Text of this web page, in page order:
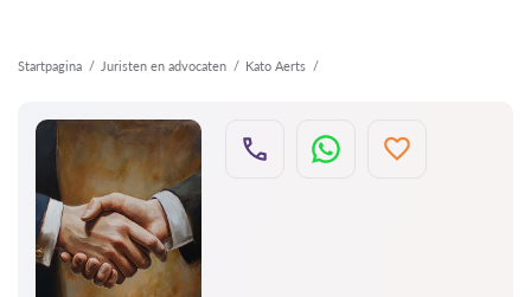
Startpagina Juristen en advocaten Kato Aerts